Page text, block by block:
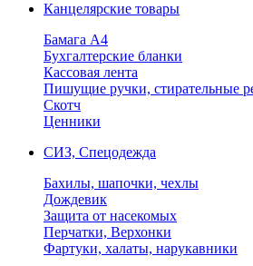
Канцелярские товары
Бамага А4
Бухгалтерские бланки
Кассовая лента
Пишущие ручки, стирательные
Скотч
Ценники
СИЗ, Спецодежда
Бахилы, шапочки, чехлы
Дождевик
Защита от насекомых
Перчатки, Верхонки
Фартуки, халаты, нарукавники